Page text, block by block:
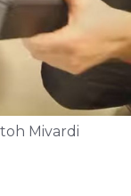
Mivardi